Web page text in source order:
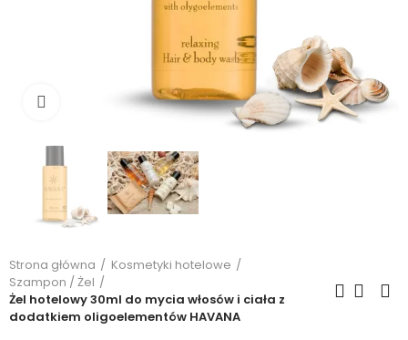
Kliknij, aby powiększyć
Strona główna
Kosmetyki hotelowe
Szampon / Żel
Żel hotelowy 30ml do mycia włosów i ciała z
dodatkiem oligoelementów HAVANA